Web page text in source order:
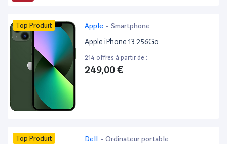
Top Produit Apple - Smartphone
Apple iPhone 13 256Go
214 offres à partir de :
249,00 €
Top Produit Dell - Ordinateur portable